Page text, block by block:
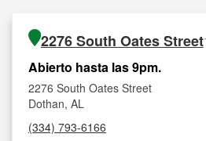
2276 South Oates Street
Abierto hasta las 9pm.
2276 South Oates Street
Dothan, AL
(334) 793-6166